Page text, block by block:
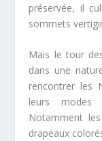
préservée, il
sommets
Mais le tour
dans une
rencontrer les
leurs modes
Notamment
drapeaux